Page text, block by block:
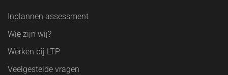
Inplannen assessment
Wie zijn wij?
Werken bij LTP
Veelgestelde vragen